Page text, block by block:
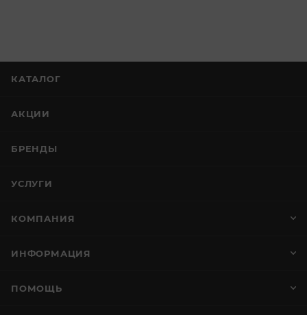
КАТАЛОГ
АКЦИИ
БРЕНДЫ
УСЛУГИ
КОМПАНИЯ
ИНФОРМАЦИЯ
ПОМОЩЬ